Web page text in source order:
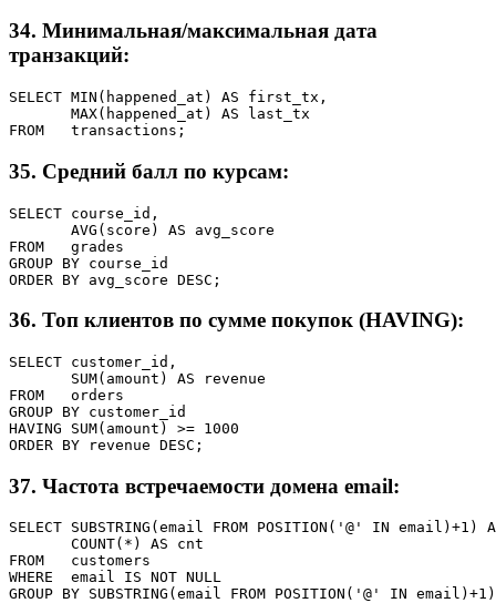
34. Минимальная/максимальная дата
транзакций:
SELECT MIN(happened_at) AS first_tx,
       MAX(happened_at) AS last_tx
FROM   transactions;
35. Средний балл по курсам:
SELECT course_id,
       AVG(score) AS avg_score
FROM   grades
GROUP BY course_id
ORDER BY avg_score DESC;
36. Топ клиентов по сумме покупок (HAVING):
SELECT customer_id,
       SUM(amount) AS revenue
FROM   orders
GROUP BY customer_id
HAVING SUM(amount) >= 1000
ORDER BY revenue DESC;
37. Частота встречаемости домена email:
SELECT SUBSTRING(email FROM POSITION('@' IN email)+1)
       COUNT(*) AS cnt
FROM   customers
WHERE  email IS NOT NULL
GROUP BY SUBSTRING(email FROM POSITION('@' IN email)+1)